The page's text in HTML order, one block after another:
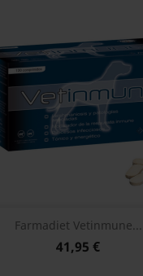
Farmadiet Vetinmune...
41,95 €
Vista rápida